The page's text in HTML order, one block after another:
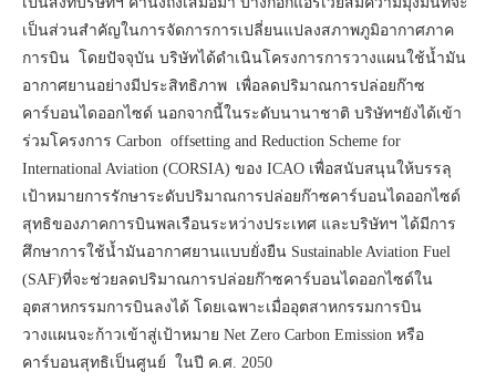
เป็นส่วนสำคัญในการจัดการการเปลี่ยนแปลงสภาพภูมิอากาศภาค
การบิน โดยปัจจุบัน บริษัทได้ดำเนินโครงการการวางแผนใช้น้ำมัน
อากาศยานอย่างมีประสิทธิภาพ เพื่อลดปริมาณการปล่อยก๊าซ
คาร์บอนไดออกไซด์ นอกจากนี้ในระดับนานาชาติ บริษัทฯยังได้เข้า
ร่วมโครงการ Carbon offsetting and Reduction Scheme for
International Aviation (CORSIA) ของ ICAO เพื่อสนับสนุนให้บรรลุ
เป้าหมายการรักษาระดับปริมาณการปล่อยก๊าซคาร์บอนไดออกไซด์
สุทธิของภาคการบินพลเรือนระหว่างประเทศ และบริษัทฯ ได้มีการ
ศึกษาการใช้น้ำมันอากาศยานแบบยั่งยืน Sustainable Aviation Fuel
(SAF)ที่จะช่วยลดปริมาณการปล่อยก๊าซคาร์บอนไดออกไซด์ใน
อุตสาหกรรมการบินลงได้ โดยเฉพาะเมื่ออุตสาหกรรมการบิน
วางแผนจะก้าวเข้าสู่เป้าหมาย Net Zero Carbon Emission หรือ
คาร์บอนสุทธิเป็นศูนย์ ในปี ค.ศ. 2050